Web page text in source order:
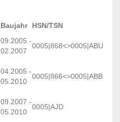
Baujahr
HSN/TSN
09.2005 -
02.2007
0005|868<>0005|ABU
04.2005 -
05.2010
0005|866<>0005|ABB
09.2007 -
05.2010
0005|AJD